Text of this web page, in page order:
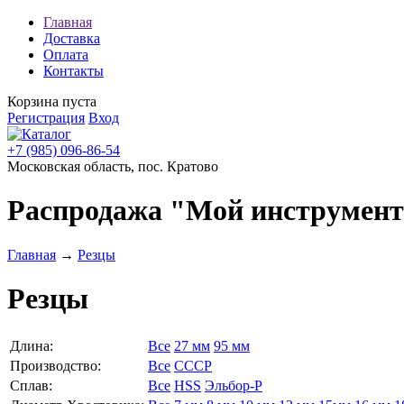
Главная
Доставка
Оплата
Контакты
Корзина пуста
Регистрация Вход
+7 (985) 096-86-54
Московская область, пос. Кратово
Распродажа "Мой
Главная → Резцы
Резцы
Длина: Все 27 мм 95 мм
Производство:
Все СССР
Сплав:
Все HSS Эльбор-Р